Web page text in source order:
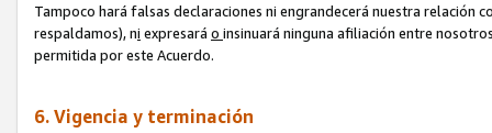
Tampoco hará falsas declaraciones ni engrandecerá nuestra relación
respaldamos), ni expresará o insinuará ninguna afiliación entre
permitida por este Acuerdo.
6. Vigencia y terminación